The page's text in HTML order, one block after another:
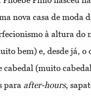
nova casa de moda
à altura do
bem) e, desde já, o
cabedal (muito
para after-hours,